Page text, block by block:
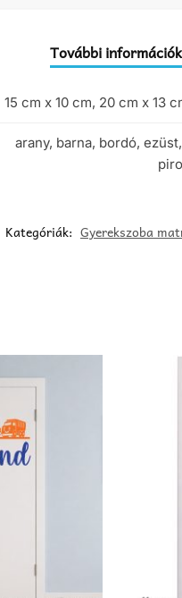
További információk
15 cm x 10 cm, 20 cm x 13
arany, barna, bordó,
Kategóriák: Gyerekszoba